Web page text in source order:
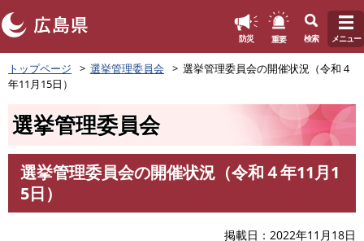
ペ
ー
ジ
防災 重要 検索 メニュー
トップページ 選挙管理委員会
選挙管理委員会の開催状況（令和４
年11月15日）
選挙管理委員会
選挙管理委員会の開催状況（令和４年11月1
5日）
掲載日 2022年11月18日